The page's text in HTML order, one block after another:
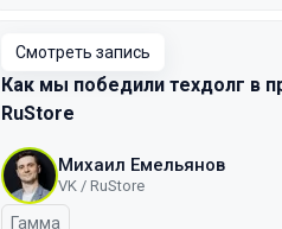
Смотреть запись
Как мы победили техдолг в
RuStore
Михаил Емельянов
VK / RuStore
Гамма